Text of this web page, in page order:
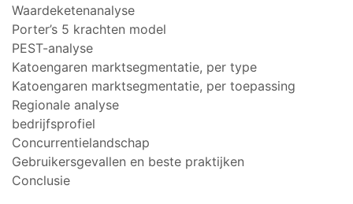
Waardeketenanalyse
Porter’s 5 krachten model
PEST-analyse
Katoengaren marktsegmentatie, per type
Katoengaren marktsegmentatie, per toepassing
Regionale analyse
bedrijfsprofiel
Concurrentielandschap
Gebruikersgevallen en beste praktijken
Conclusie